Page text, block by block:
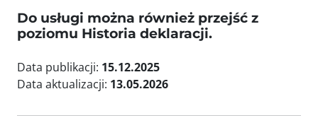
Do usługi można również przejść z
poziomu Historia deklaracji.
Data publikacji: 15.12.2025
Data aktualizacji: 13.05.2026